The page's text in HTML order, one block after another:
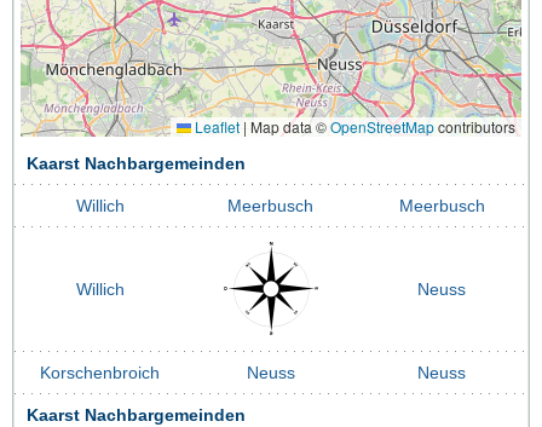
Leaflet | Map data ©OpenStreetMapcontributors
Kaarst Nachbargemeinden
Willich Meerbusch Meerbusch
Willich Neuss
Korschenbroich Neuss Neuss
Kaarst Nachbargemeinden